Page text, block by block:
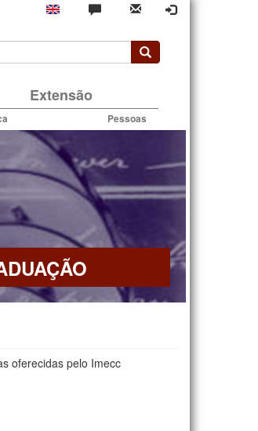
Extensão
Pessoas
oferecidas pelo Imecc